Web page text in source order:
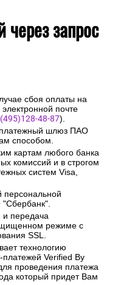
через запрос
сбоя оплаты на
почте
48-87).
платежный шлюз ПАО
способом.
картам любого банка
комиссий и в строгом
систем Visa,
передача
режиме с
SSL.
технологию
платежей Verified By
проведения платежа
который придет Вам